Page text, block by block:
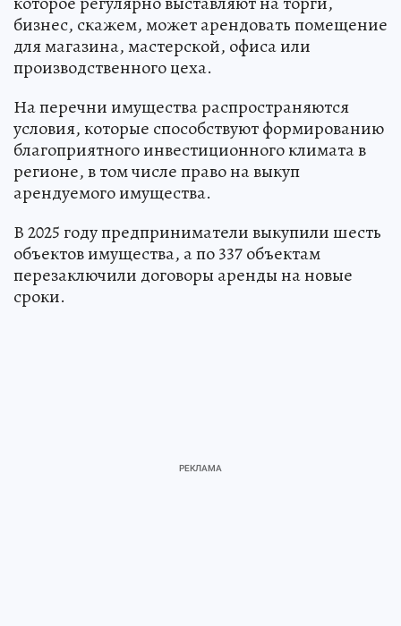
бизнес, скажем, может арендовать помещение
для магазина, мастерской, офиса или
производственного цеха.
На перечни имущества распространяются
условия, которые способствуют формированию
благоприятного инвестиционного климата в
регионе, в том числе право на выкуп
арендуемого имущества.
В 2025 году предприниматели выкупили шесть
объектов имущества, а по 337 объектам
перезаключили договоры аренды на новые
сроки.